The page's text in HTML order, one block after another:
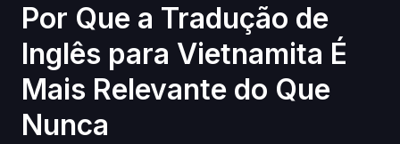
Por Que a Tradução de
Inglês para Vietnamita É
Mais Relevante do Que
Nunca